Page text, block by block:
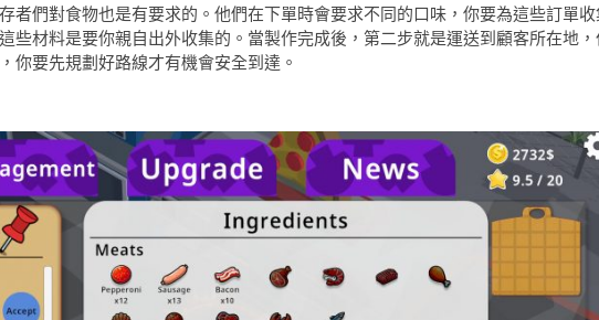
者們對食物也是有要求的。他們在下單時會要求不同的口味，你要為這些訂單
些材料是要你親自出外收集的。當製作完成後，第二步就是運送到顧客所在地
你要先規劃好路線才有機會安全到達。